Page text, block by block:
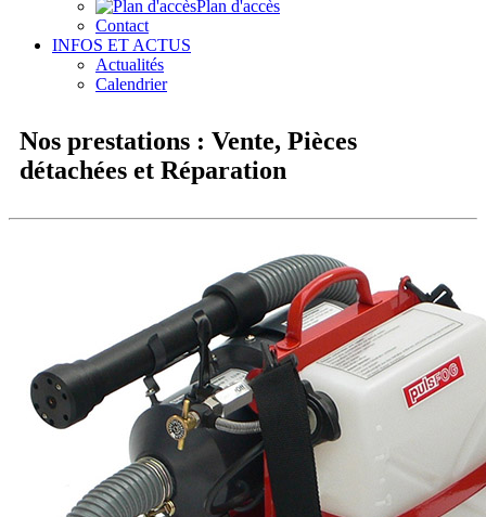
Plan d'accès
Contact
INFOS ET ACTUS
Actualités
Calendrier
Nos prestations : Vente, Pièces
détachées et Réparation